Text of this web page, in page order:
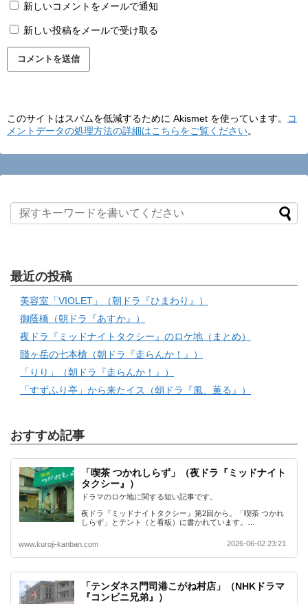
新しいコメントをメールで通知
新しい投稿をメールで受け取る
このサイトはスパムを低減するために Akismet を使っています。
コ
メントデータの処理方法の詳細はこちらをご覧ください。
最近の投稿
美容室「VIOLET」（朝ドラ『ひまわり』）
御蔭橋（朝ドラ『あすか』）
夜ドラ『ミッドナイトタクシー』のロケ地（まとめ）
賤ヶ岳の七本槍（朝ドラ『走らんか！』）
「りり」（朝ドラ『走らんか！』）
「すずふり亭」から来たイス（朝ドラ『風、薫る』）
おすすめ記事
「喫茶 つかれしらず」（夜ドラ『ミッドナイト
タクシー』）
ドラマのロケ地に関する短い記事です。
夜ドラ『ミッドナイトタクシー』第2回から。「喫茶 つかれ
しらず」とテント（と看板）に書かれています。…
www.kuroji-kanban.com 2026-06-02 23:21
「テンダネス門司港こがね村店」（NHKドラマ
『コンビニ兄弟』）